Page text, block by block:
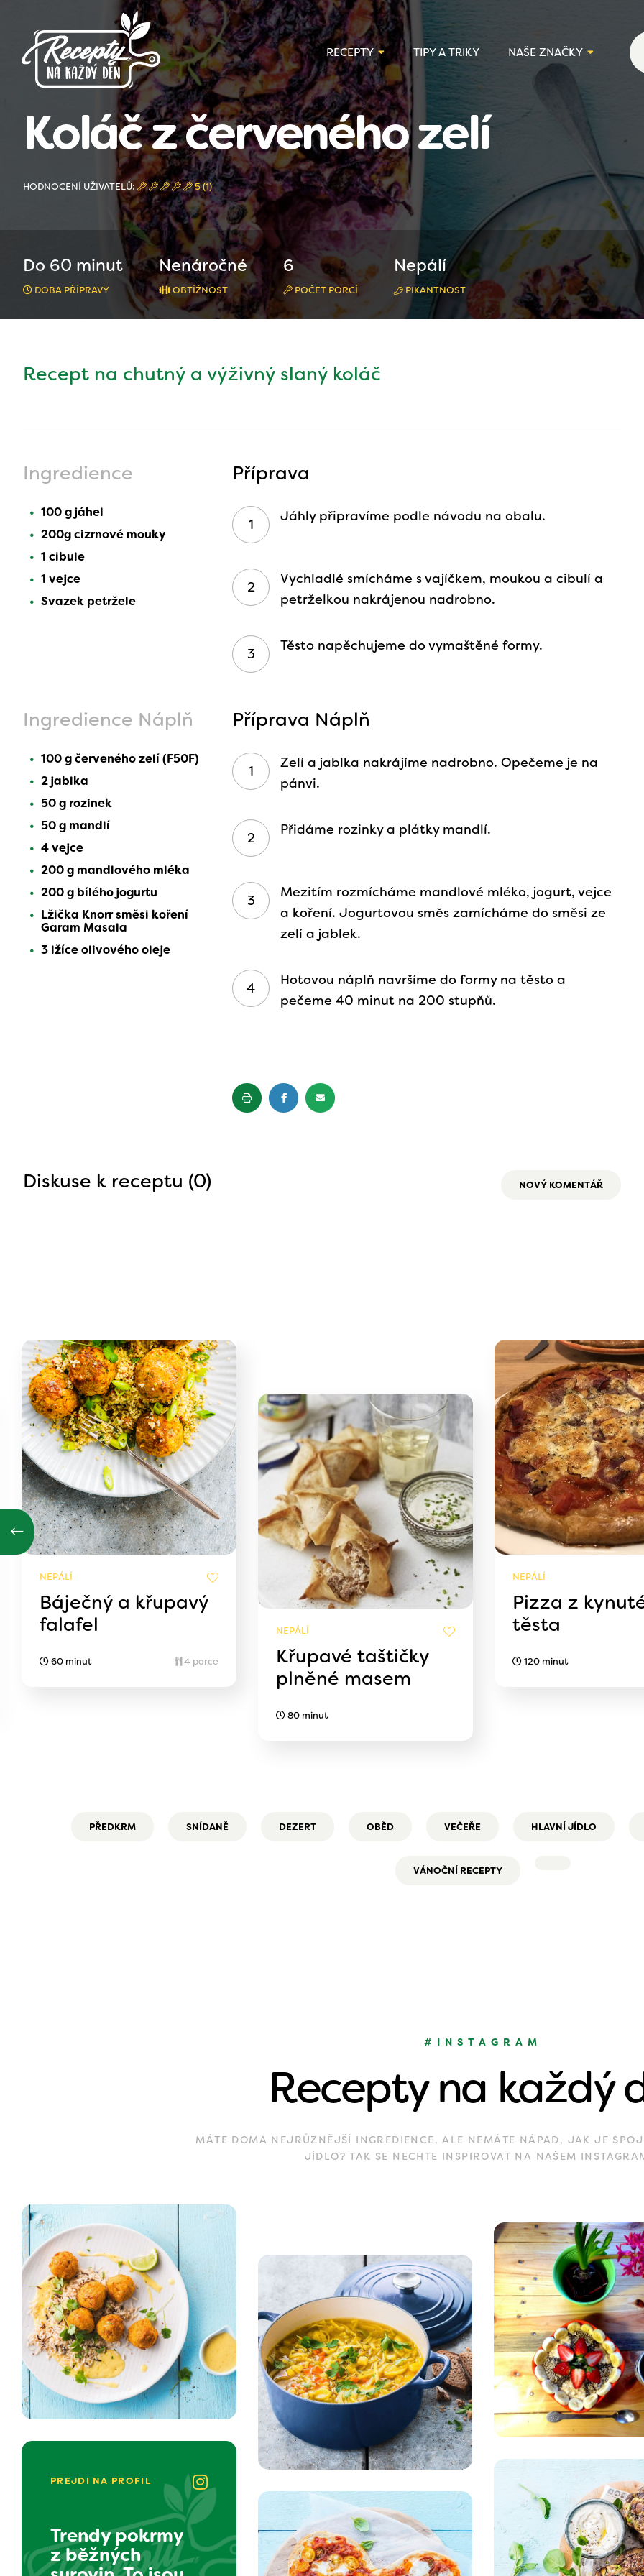
RECEPTY TIPY A TRIKY NAŠE ZNAČKY
Koláč z červeného zelí
HODNOCENÍ UŽIVATELŮ: 5 (1)
Do 60 minut
DOBA PŘÍPRAVY
Nenáročné
OBTÍŽNOST
6
POČET PORCÍ
Nepálí
PIKANTNOST
Recept na chutný a výživný slaný koláč
Ingredience
100 g jáhel
200g cizrnové mouky
1 cibule
1 vejce
Svazek petržele
Příprava
Jáhly připravíme podle návodu na obalu.
Vychladlé smícháme s vajíčkem, moukou a cibulí a
petrželkou nakrájenou nadrobno.
Těsto napěchujeme do vymaštěné formy.
Ingredience Náplň
100 g červeného zelí (F50F)
2 jablka
50 g rozinek
50 g mandlí
4 vejce
200 g mandlového mléka
200 g bílého jogurtu
Lžička Knorr směsi koření
Garam Masala
3 lžíce olivového oleje
Příprava Náplň
Zelí a jablka nakrájíme nadrobno. Opečeme je na
pánvi.
Přidáme rozinky a plátky mandlí.
Mezitím rozmícháme mandlové mléko, jogurt, vejce
a koření. Jogurtovou směs zamícháme do směsi ze
zelí a jablek.
Hotovou náplň navršíme do formy na těsto a
pečeme 40 minut na 200 stupňů.
Diskuse k receptu (0) NOVÝ KOMENTÁŘ
NEPÁLÍ
Báječný a křupavý
falafel
60 minut 4 porce
NEPÁLÍ
Křupavé taštičky
plněné masem
80 minut
NEPÁLÍ
Pizza z
těsta
120 minut
PŘEDKRM SNÍDANĚ DEZERT OBĚD VEČEŘE HLAVNÍ JÍDLO
VÁNOČNÍ RECEPTY
#INSTAGRAM
Recepty na každý
MÁTE DOMA NEJRŮZNĚJŠÍ INGREDIENCE, ALE NEMÁTE NÁPAD, JAK JE
JÍDLO? TAK SE NECHTE INSPIROVAT NA NAŠEM
PREJDI NA PROFIL
Trendy pokrmy
z běžných